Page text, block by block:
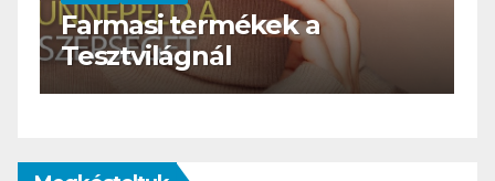
CSAJOK SZÉPSÉG
HERBioticum